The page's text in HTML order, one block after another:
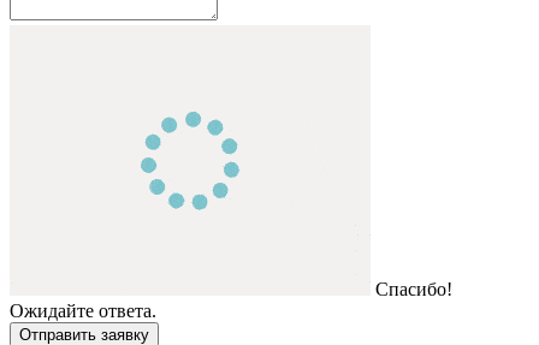
Спасибо!
Ожидайте ответа.
Отправить заявку